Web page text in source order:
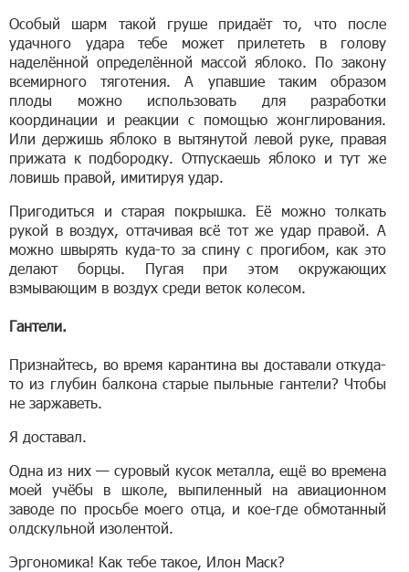
Особый шарм такой груше придаёт то, что после
удачного удара тебе может прилететь в голову
наделённой определённой массой яблоко. По закону
всемирного тяготения. А упавшие таким образом
плоды можно использовать для разработки
координации и реакции с помощью жонглирования.
Или держишь яблоко в вытянутой левой руке, правая
прижата к подбородку. Отпускаешь яблоко и тут же
ловишь правой, имитируя удар.
Пригодиться и старая покрышка. Её можно толкать
рукой в воздух, оттачивая всё тот же удар правой. А
можно швырять куда-то за спину с прогибом, как это
делают борцы. Пугая при этом окружающих
взмывающим в воздух среди веток колесом.
Гантели.
Признайтесь, во время карантина вы доставали откуда-
то из глубин балкона старые пыльные гантели? Чтобы
не заржаветь.
Я доставал.
Одна из них — суровый кусок металла, ещё во времена
моей учёбы в школе, выпиленный на авиационном
заводе по просьбе моего отца, и кое-где обмотанный
олдскульной изолентой.
Эргономика! Как тебе такое, Илон Маск?